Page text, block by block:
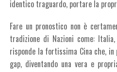
identico traguardo, portare la
Fare un pronostico non è
tradizione di Nazioni come:
risponde la fortissima Cina che,
gap, diventando una vera e